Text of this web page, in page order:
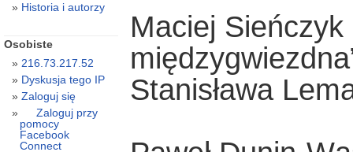
Maciej Sieńczyk
Stanisława
Historia i autorzy
Osobiste
216.73.217.52
Dyskusja tego IP
Zaloguj się
Zaloguj przy
pomocy
Facebook
Connect